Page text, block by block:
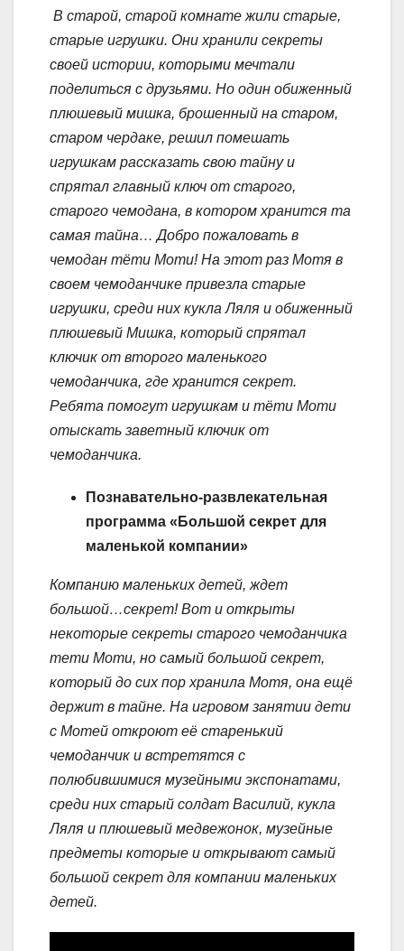
В старой, старой комнате жили старые,
старые игрушки. Они хранили секреты
своей истории, которыми мечтали
поделиться с друзьями. Но один обиженный
плюшевый мишка, брошенный на старом,
старом чердаке, решил помешать
игрушкам рассказать свою тайну и
спрятал главный ключ от старого,
старого чемодана, в котором хранится та
самая тайна…Добро пожаловать в
чемодан тёти Моти!На этот раз Мотя в
своем чемоданчике привезла старые
игрушки, среди них кукла Ляля и обиженный
плюшевый Мишка, который спрятал
ключик от второго маленького
чемоданчика, где хранится секрет.
Ребята помогут игрушкам и тёти Моти
отыскать заветный ключик от
чемоданчика.
Познавательно-развлекательная
программа «Большой секрет для
маленькой компании»
Компанию маленьких детей, ждет
большой…секрет!Вот и открыты
некоторые секреты старого чемоданчика
тети Моти, но самый большой секрет,
который до сих пор хранила Мотя, она ещё
держит в тайне. На игровом занятии дети
с Мотей откроют её старенький
чемоданчик и встретятся с
полюбившимися музейными экспонатами,
среди них старый солдат Василий, кукла
Ляля и плюшевый медвежонок, музейные
предметы которые и открывают самый
большой секрет для компании маленьких
детей.